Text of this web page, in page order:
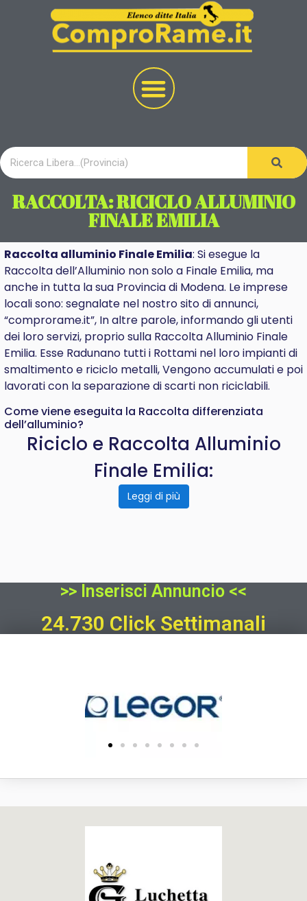
RACCOLTA: RICICLO ALLUMINIO
FINALE EMILIA
Raccolta alluminio Finale Emilia: Si esegue la
Raccolta dell’Alluminio non solo a Finale Emilia, ma
anche in tutta la sua Provincia di Modena. Le imprese
locali sono: segnalate nel nostro sito di annunci,
“comprorame.it”, In altre parole, informando gli utenti
dei loro servizi, proprio sulla Raccolta Alluminio Finale
Emilia. Esse Radunano tutti i Rottami nel loro impianti di
smaltimento e riciclo metalli, Vengono accumulati e poi
lavorati con la separazione di scarti non riciclabili.
Come viene eseguita la Raccolta differenziata
dell’alluminio?
Riciclo e Raccolta Alluminio
Finale Emilia:
Leggi di più
>> Inserisci Annuncio <<
24.730 Click Settimanali